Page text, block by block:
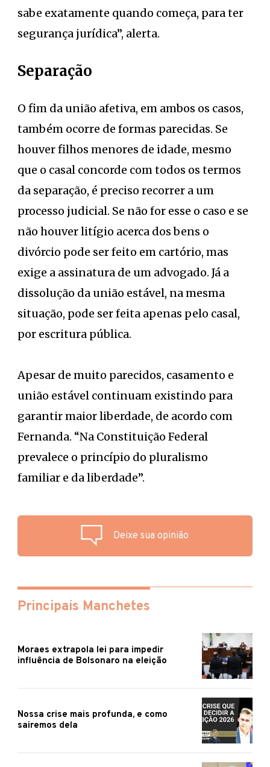
sabe exatamente quando começa, para ter
segurança jurídica”, alerta.
Separação
O fim da união afetiva, em ambos os casos,
também ocorre de formas parecidas. Se
houver filhos menores de idade, mesmo
que o casal concorde com todos os termos
da separação, é preciso recorrer a um
processo judicial. Se não for esse o caso e se
não houver litígio acerca dos bens o
divórcio pode ser feito em cartório, mas
exige a assinatura de um advogado. Já a
dissolução da união estável, na mesma
situação, pode ser feita apenas pelo casal,
por escritura pública.
Apesar de muito parecidos, casamento e
união estável continuam existindo para
garantir maior liberdade, de acordo com
Fernanda. “Na Constituição Federal
prevalece o princípio do pluralismo
familiar e da liberdade”.
Deixe sua opinião
Principais Manchetes
Moraes extrapola lei para impedir
influência de Bolsonaro na eleição
Nossa crise mais profunda, e como
sairemos dela